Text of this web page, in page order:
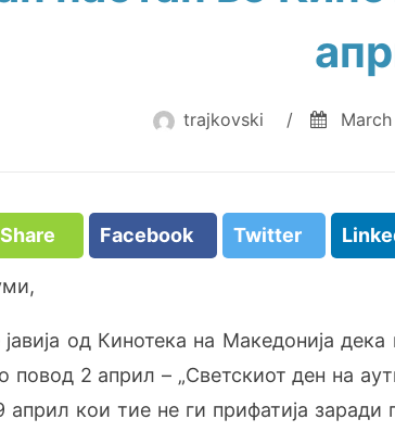
trajkovski /
Share Facebook Twitter
од Кинотека на Македонија
повод 2 април – „Светскиот ден на
кои тие не ги прифатија